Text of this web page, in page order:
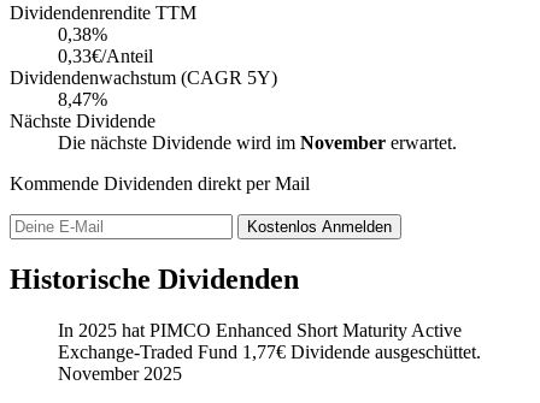
Dividendenrendite TTM
0,38%
0,33€/Anteil
Dividendenwachstum (CAGR 5Y)
8,47%
Nächste Dividende
Die nächste Dividende wird im November erwartet.
Kommende Dividenden direkt per Mail
Kostenlos Anmelden
Historische Dividenden
In 2025 hat PIMCO Enhanced Short Maturity Active
Exchange-Traded Fund 1,77€ Dividende ausgeschüttet.
November 2025